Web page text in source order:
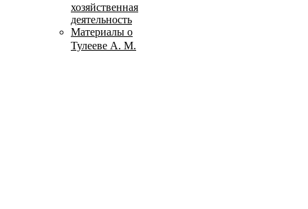
хозяйственная
деятельность
Материалы о
Тулееве А. М.